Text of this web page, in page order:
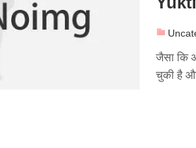
जैसा कि
चुकी है और